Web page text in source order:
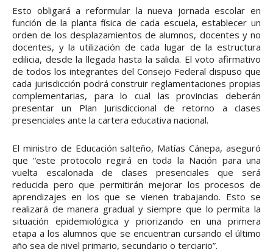
Esto obligará a reformular la nueva jornada escolar en
función de la planta física de cada escuela, establecer un
orden de los desplazamientos de alumnos, docentes y no
docentes, y la utilización de cada lugar de la estructura
edilicia, desde la llegada hasta la salida. El voto afirmativo
de todos los integrantes del Consejo Federal dispuso que
cada jurisdicción podrá construir reglamentaciones propias
complementarias, para lo cual las provincias deberán
presentar un Plan Jurisdiccional de retorno a clases
presenciales ante la cartera educativa nacional.
El ministro de Educación salteño, Matías Cánepa, aseguró
que “este protocolo regirá en toda la Nación para una
vuelta escalonada de clases presenciales que será
reducida pero que permitirán mejorar los procesos de
aprendizajes en los que se vienen trabajando. Esto se
realizará de manera gradual y siempre que lo permita la
situación epidemiológica y priorizando en una primera
etapa a los alumnos que se encuentran cursando el último
año sea de nivel primario, secundario o terciario”.